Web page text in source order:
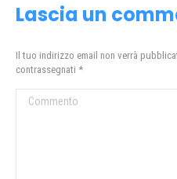
Lascia un
Il tuo indirizzo email non verrà
contrassegnati *
Commento